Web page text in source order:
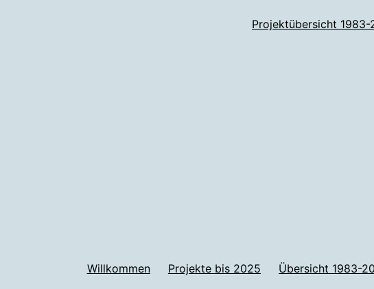
Projektübersicht 1983-
Willkommen Projekte bis 2025 Übersicht 1983-